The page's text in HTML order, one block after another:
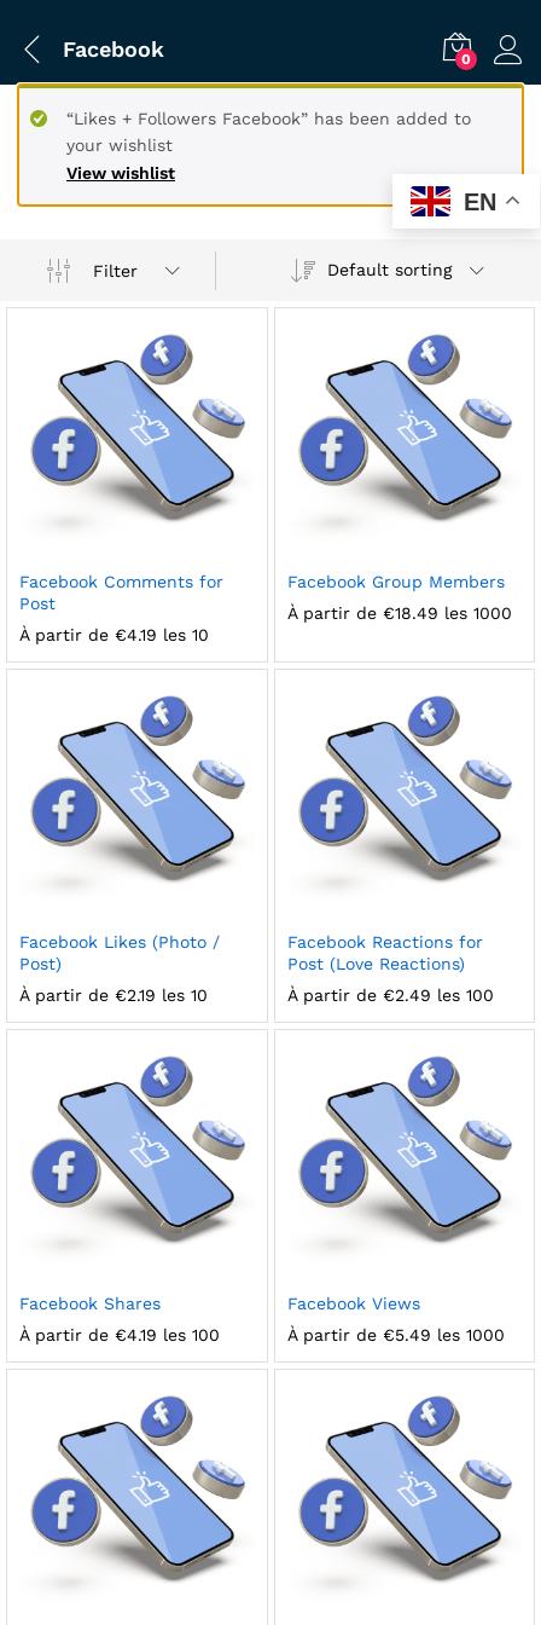
Facebook 0
View wishlist
“Likes + Followers Facebook” has been added to
your wishlist
Filter Default sorting
Facebook Comments for
Post
À partir de €4.19 les 10
Facebook Group Members
À partir de €18.49 les 1000
Facebook Likes (Photo /
Post)
À partir de €2.19 les 10
Facebook Reactions for
Post (Love Reactions)
À partir de €2.49 les 100
Facebook Shares
À partir de €4.19 les 100
Facebook Views
À partir de €5.49 les 1000
EN